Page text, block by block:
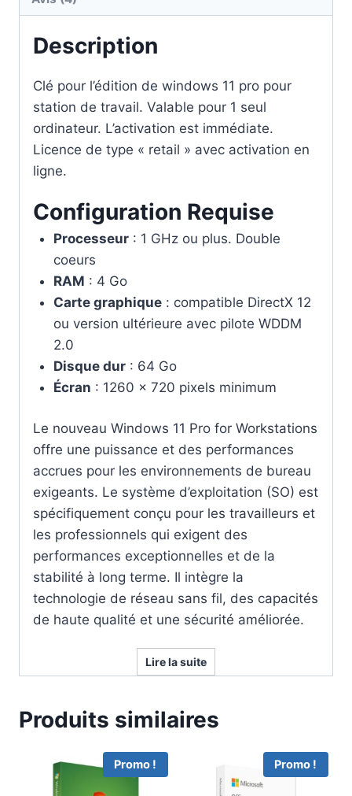
Description
Clé pour l’édition de windows 11 pro pour
station de travail. Valable pour 1 seul
ordinateur. L’activation est immédiate.
Licence de type « retail » avec activation en
ligne.
Configuration Requise
Processeur: 1 GHz ou plus. Double
coeurs
RAM : 4 Go
Carte graphique: compatible DirectX 12
ou version ultérieure avec pilote WDDM
2.0
Disque dur: 64 Go
Écran : 1260 x 720 pixels minimum
Le nouveau Windows 11 Pro for Workstations
offre une puissance et des performances
accrues pour les environnements de bureau
exigeants. Le système d’exploitation (SO) est
spécifiquement conçu pour les travailleurs et
les professionnels qui exigent des
performances exceptionnelles et de la
stabilité à long terme. Il intègre la
technologie de réseau sans fil, des capacités
de haute qualité et une sécurité améliorée.
Lire la suite
Produits similaires
Promo ! Promo !